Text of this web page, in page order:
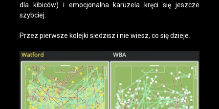
dla kibiców) i emocjonalna karuzela kręci się jeszcze
szybciej.
Przez pierwsze kolejki siedzisz i nie wiesz, co się dzieje.